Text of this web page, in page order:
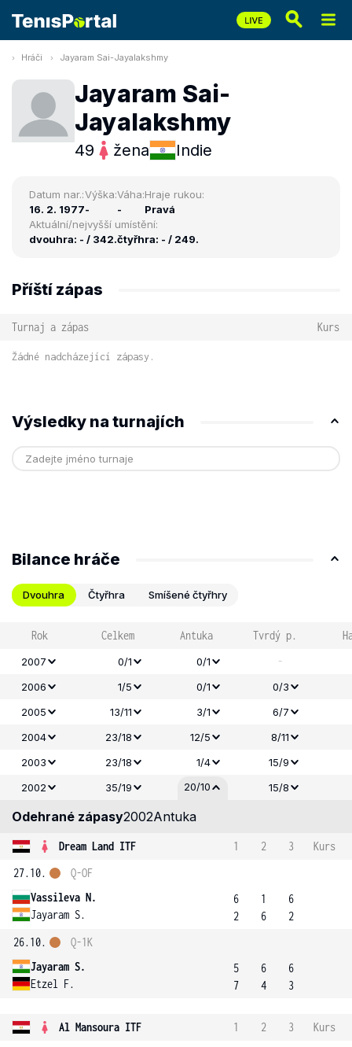
Hráči Jayaram Sai-Jayalakshmy
Jayaram Sai-
Jayalakshmy
49 žena Indie
Datum nar.:
16. 2. 1977
Výška:
-
Váha:
-
Hraje rukou:
Pravá
Aktuální/nejvyšší umístění:
dvouhra: - / 342.čtyřhra: - / 249.
Příští zápas
Turnaj a zápas Kurs
Žádné nadcházející zápasy.
Výsledky na turnajích
Bilance hráče
Dvouhra Čtyřhra Smíšené čtyřhry
Rok Celkem Antuka Tvrdý p.
2007 0/1 0/1 -
2006 1/5 0/1
0/3
2005
13/11 3/1
6/7
2004
23/18 12/5
8/11
2003
23/18 1/4
15/9
2002
35/19 20/10 15/8
Odehrané zápasy2002Antuka
Dream Land ITF 1 2 3
Kurs
27.10.
Vassileva N.
Jayaram S.
Q-OF
6
2
1
6
6
2
26.10.
Jayaram S.
Etzel F.
Q-1K
5
7
6
4
6
3
Al Mansoura ITF 1 2 3
Kurs